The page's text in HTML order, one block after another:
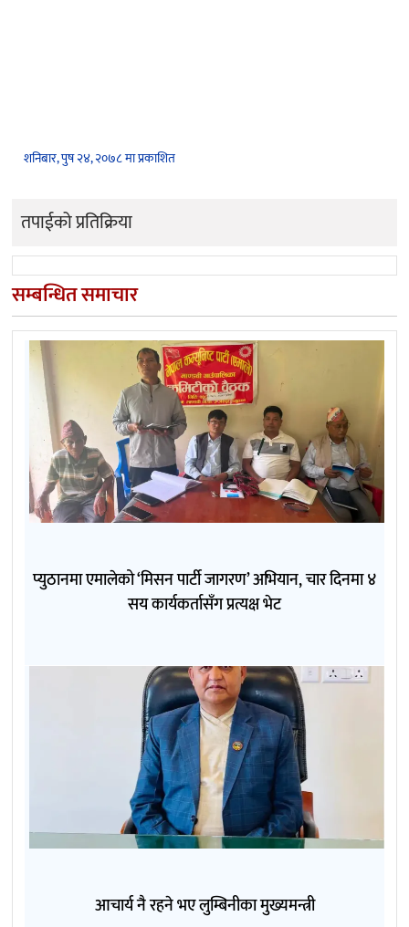
शनिबार, पुष २४, २०७८ मा प्रकाशित
तपाईको प्रतिक्रिया
सम्बन्धित समाचार
प्युठानमा एमालेको ‘मिसन पार्टी जागरण’ अभियान, चार दिनमा ४
सय कार्यकर्तासँग प्रत्यक्ष भेट
आचार्य नै रहने भए लुम्बिनीका मुख्यमन्त्री